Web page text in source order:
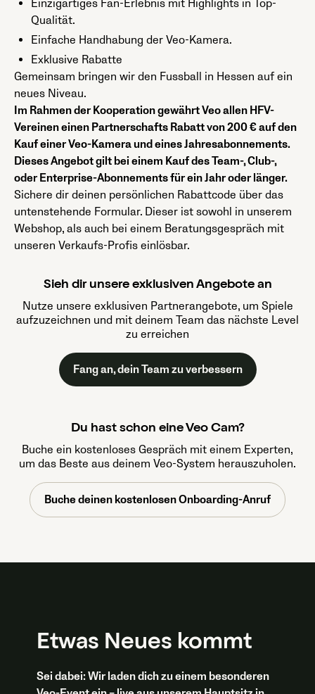
Einzigartiges Fan-Erlebnis mit Highlights in Top-
Qualität.
Einfache Handhabung der Veo-Kamera.
Exklusive Rabatte
Gemeinsam bringen wir den Fussball in Hessen auf ein
neues Niveau.
Im Rahmen der Kooperation gewährt Veo allen HFV-
Vereinen einen Partnerschafts Rabatt von 200 € auf den
Kauf einer Veo-Kamera und eines Jahresabonnements.
Dieses Angebot gilt bei einem Kauf des Team-, Club-,
oder Enterprise-Abonnements für ein Jahr oder länger.
Sichere dir deinen persönlichen Rabattcode über das
untenstehende Formular. Dieser ist sowohl in unserem
Webshop, als auch bei einem Beratungsgespräch mit
unseren Verkaufs-Profis einlösbar.
Sieh dir unsere exklusiven Angebote an
Nutze unsere exklusiven Partnerangebote, um Spiele
aufzuzeichnen und mit deinem Team das nächste Level
zu erreichen
Fang an, dein Team zu verbessern
Du hast schon eine Veo Cam?
Buche ein kostenloses Gespräch mit einem Experten,
um das Beste aus deinem Veo-System herauszuholen.
Buche deinen kostenlosen Onboarding-Anruf
Etwas Neues kommt
Sei dabei: Wir laden dich zu einem besonderen